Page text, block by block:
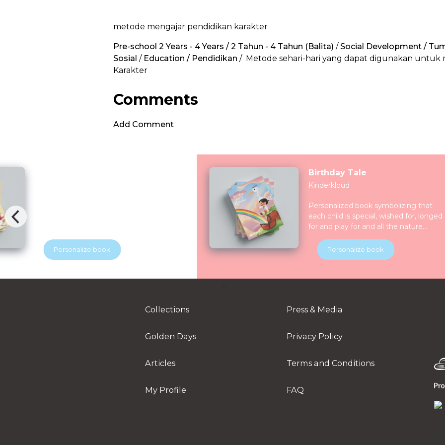
metode mengajar pendidikan karakter
Pre-school 2 Years - 4 Years / 2 Tahun - 4 Tahun (Balita) /Social Development /
Sosial / Education / Pendidikan / Metode sehari-hari yang dapat digunakan untuk
Karakter
Comments
Add Comment
Birthday Tale
Kinderkloud
Personalized book symbolizing that
each child is special, wished for, longed
for and play for and all the nature
be introduced to various animals in their
natural habitats along the journey.
Personalize book
healthy. A playful story that helps
children feel brave at the dentist.
smiles.
Personalize book
Collections
Golden Days
Articles
My Profile
Press & Media
Privacy Policy
Terms and Conditions
FAQ